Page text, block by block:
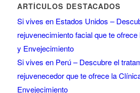
ARTÍCULOS DESTACADOS
Si vives en Estados Unidos –
rejuvenecimiento facial que te
y Envejecimiento
Si vives en Perú – Descubre el
rejuvenecedor que te ofrece la
Envejecimiento